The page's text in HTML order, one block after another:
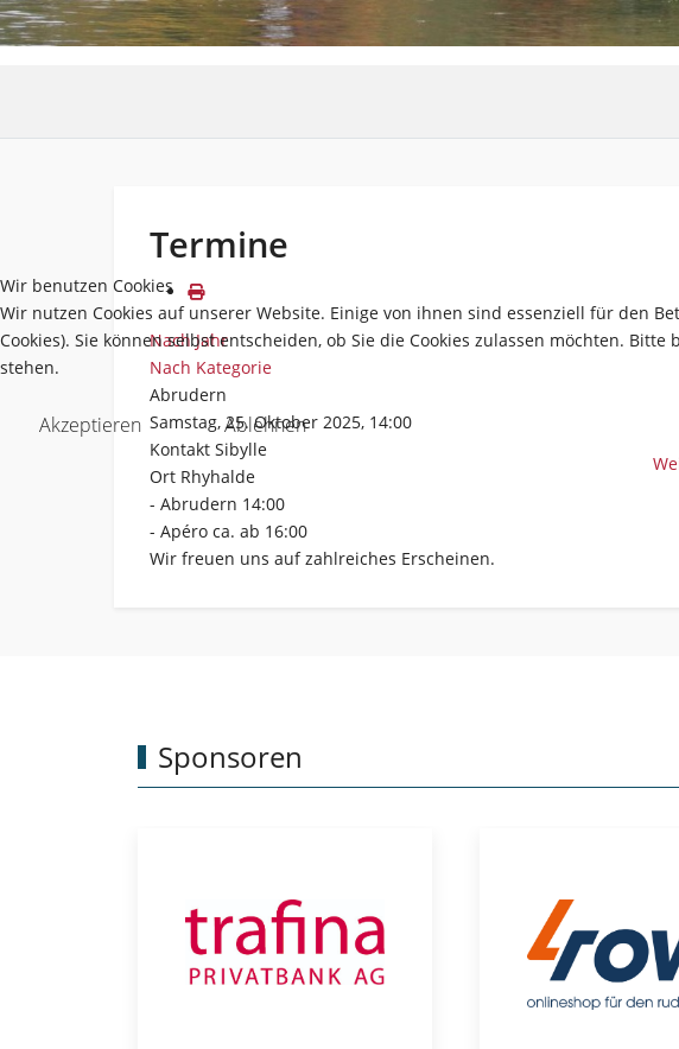
Termine
Nach Jahr
Nach Kategorie
Abrudern
Samstag, 25. Oktober 2025, 14:00
Kontakt Sibylle
Ort Rhyhalde
- Abrudern 14:00
- Apéro ca. ab 16:00
Wir freuen uns auf zahlreiches Erscheinen.
Sponsoren
Wir benutzen Cookies
Wir nutzen Cookies auf unserer Website. Einige von ihnen sind essenziell für den
Cookies). Sie können selbst entscheiden, ob Sie die Cookies zulassen möchten.
stehen.
Akzeptieren Ablehnen